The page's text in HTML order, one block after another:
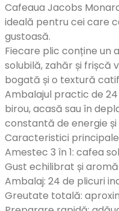
Cafeaua Jacobs
ideală pentru cei care
gustoasă.
Fiecare plic conține un
solubilă, zahăr și frișcă
bogată și o textură
Ambalajul practic de
birou, acasă sau în
constantă de energie și
Caracteristici
Amestec 3 în 1: cafea
Gust echilibrat și
Ambalaj: 24 de plicuri
Greutate totală: